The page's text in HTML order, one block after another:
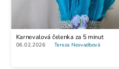
Karnevalová čelenka za 5 minut
06.02.2026 Tereza Nesvadbová